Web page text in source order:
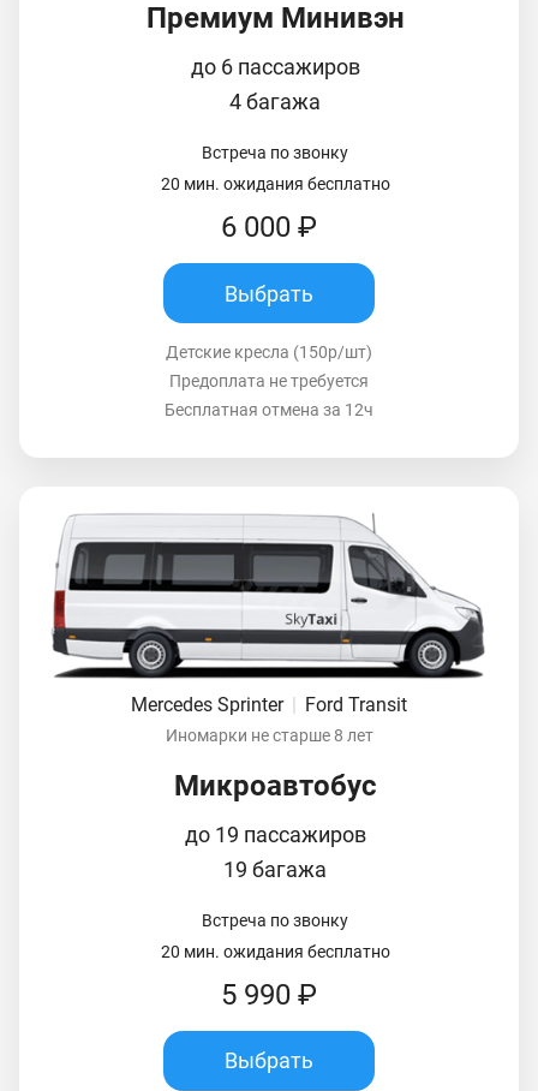
Премиум Минивэн
до 6 пассажиров
4 багажа
Встреча по звонку
20 мин. ожидания бесплатно
6 000 ₽
Выбрать
Детские кресла (150р/шт)
Предоплата не требуется
Бесплатная отмена за 12ч
Mercedes Sprinter | Ford Transit
Иномарки не старше 8 лет
Микроавтобус
до 19 пассажиров
19 багажа
Встреча по звонку
20 мин. ожидания бесплатно
5 990 ₽
Выбрать